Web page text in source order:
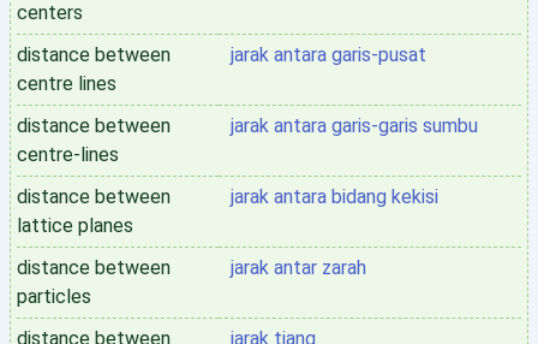
centers
distance between
centre lines
jarak antara garis-pusat
distance between
centre-lines
jarak antara garis-garis sumbu
distance between
lattice planes
jarak antara bidang kekisi
distance between
particles
jarak antar zarah
distance between
jarak tiang